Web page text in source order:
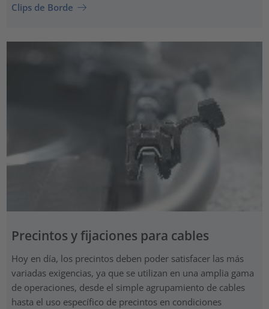
Clips de Borde
Precintos y fijaciones para cables
Hoy en día, los precintos deben poder satisfacer las más
variadas exigencias, ya que se utilizan en una amplia gama
de operaciones, desde el simple agrupamiento de cables
hasta el uso específico de precintos en condiciones